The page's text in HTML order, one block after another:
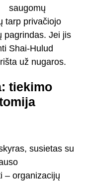
saugomų
tarp privačiojo
pagrindas. Jei jis
Shai-Hulud
už nugaros.
tiekimo
susietas su
– organizacijų